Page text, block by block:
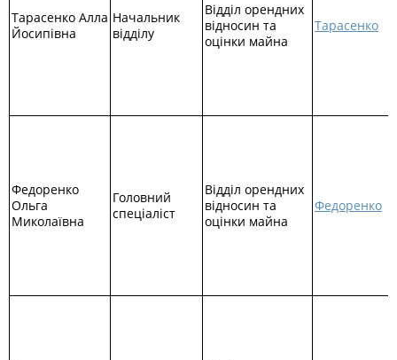
Тарасенко Алла
Йосипівна
Начальник
відділу
Відділ орендних
відносин та
оцінки майна
Тарасенко
Федоренко
Ольга
Миколаївна
Головний
спеціаліст
Відділ орендних
відносин та
оцінки майна
Федоренко